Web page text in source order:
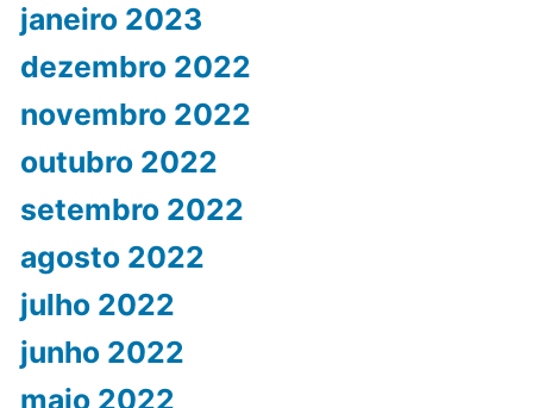
janeiro 2023
dezembro 2022
novembro 2022
outubro 2022
setembro 2022
agosto 2022
julho 2022
junho 2022
maio 2022